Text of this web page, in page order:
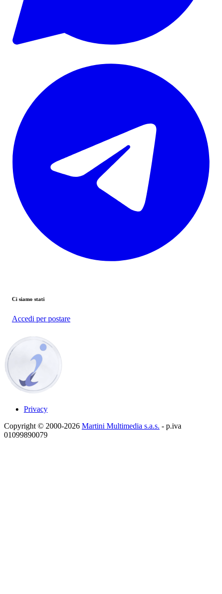
Ci siamo stati
Accedi per postare
Privacy
Copyright © 2000-2026 Martini Multimedia s.a.s. - p.iva
01099890079